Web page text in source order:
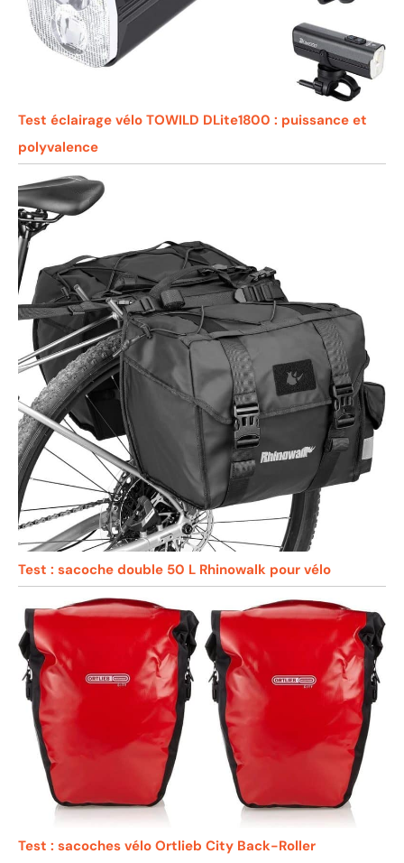
Test éclairage vélo TOWILD DLite1800 : puissance et
polyvalence
Test : sacoche double 50 L Rhinowalk pour vélo
Test : sacoches vélo Ortlieb City Back-Roller